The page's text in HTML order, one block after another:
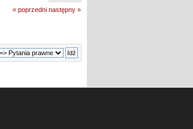
« poprzedni następny »